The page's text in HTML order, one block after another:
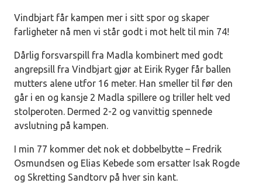
Vindbjart får kampen mer i sitt spor og skaper
farligheter nå men vi står godt i mot helt til min 74!
Dårlig forsvarspill fra Madla kombinert med godt
angrepsill fra Vindbjart gjør at Eirik Ryger får ballen
mutters alene utfor 16 meter. Han smeller til før den
går i en og kansje 2 Madla spillere og triller helt ved
stolperoten. Dermed 2-2 og vanvittig spennede
avslutning på kampen.
I min 77 kommer det nok et dobbelbytte – Fredrik
Osmundsen og Elias Kebede som ersatter Isak Rogde
og Skretting Sandtorv på hver sin kant.